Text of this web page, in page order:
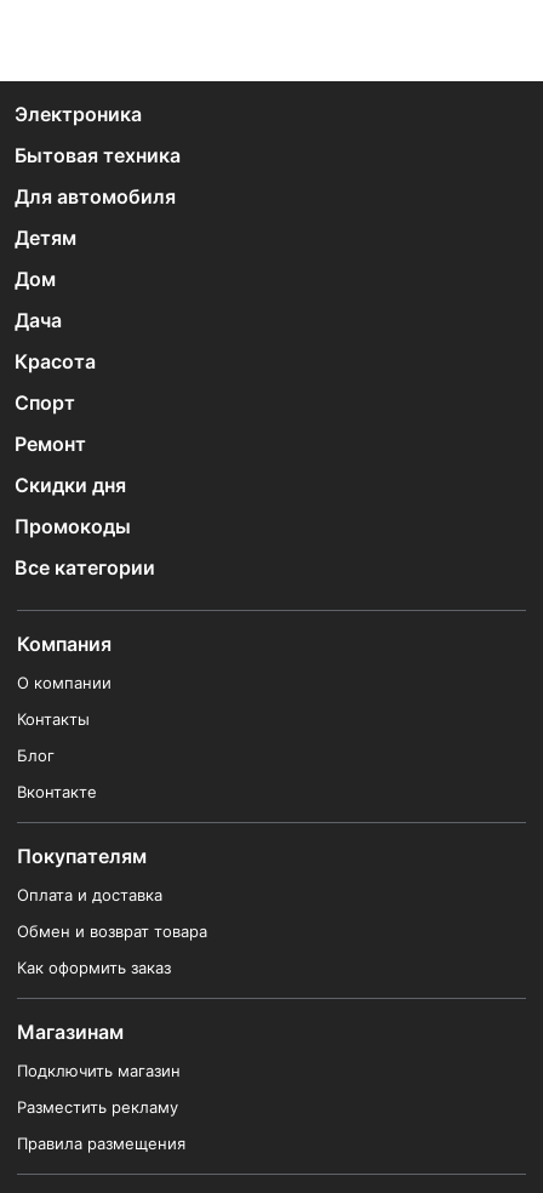
Электроника
Бытовая техника
Для автомобиля
Детям
Дом
Дача
Красота
Спорт
Ремонт
Скидки дня
Промокоды
Все категории
Компания
О компании
Контакты
Блог
Вконтакте
Покупателям
Оплата и доставка
Обмен и возврат товара
Как оформить заказ
Магазинам
Подключить магазин
Разместить рекламу
Правила размещения